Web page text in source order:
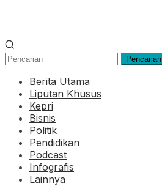
Pencarian
Berita Utama
Liputan Khusus
Kepri
Bisnis
Politik
Pendidikan
Podcast
Infografis
Lainnya